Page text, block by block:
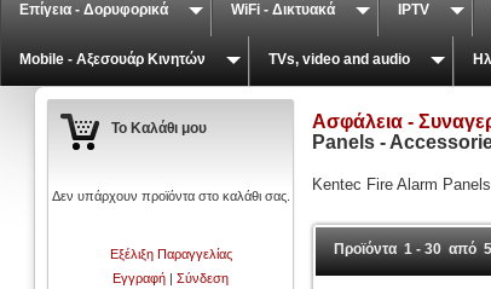
Επίγεια - Δορυφορικά WiFi - Δικτυακά IPTV
Mobile - Αξεσουάρ Κινητών TVs, video and audio
Το Καλάθι μου
Δεν υπάρχουν προϊόντα στο καλάθι σας.
Εξέλιξη Παραγγελίας
Εγγραφή |Σύνδεση
Ασφάλεια -
Panels -
Kentec Fire Alarm Panels
Προϊόντα 1 - 30 από